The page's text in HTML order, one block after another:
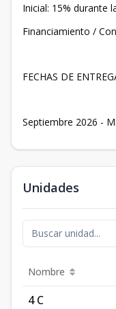
Inicial: 15% durante
Financiamiento /
FECHAS DE
Septiembre 2026 -
Unidades
Nombre
4 C